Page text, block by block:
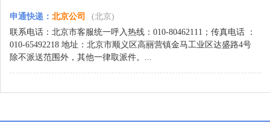
申通快递 ： 北京公司
(北京)
联系电话：北京市客服统一呼入热线：010-80462111；传真电话 ：
010-65492218 地址：北京市顺义区高丽营镇金马工业区达盛路4号
除不派送范围外，其他一律取派件。...